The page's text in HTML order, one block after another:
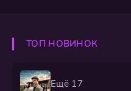
ТОП НОВИНОК
Ещё 17